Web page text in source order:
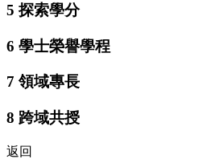
5 探索學分
6 學士榮譽學程
7 領域專長
8 跨域共授
返回